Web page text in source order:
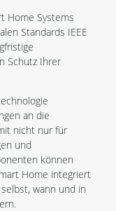
Home Systems
Standards IEEE
Schutz Ihrer
an die
nicht nur für
und
können
Home integriert
wann und in